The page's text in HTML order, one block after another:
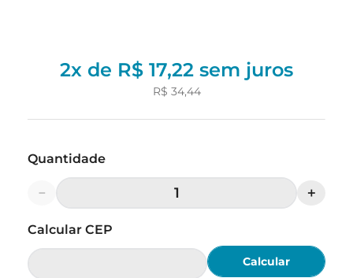
2x de R$ 17,22 sem juros
R$ 34,44
Quantidade
＋
－
Calcular